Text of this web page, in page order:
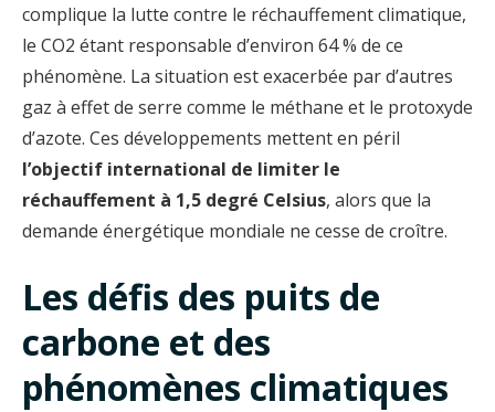
complique la lutte contre le réchauffement climatique,
le CO2 étant responsable d’environ 64 % de ce
phénomène. La situation est exacerbée par d’autres
gaz à effet de serre comme le méthane et le protoxyde
d’azote. Ces développements mettent en péril
l’objectif international de limiter le
réchauffement à 1,5 degré Celsius, alors que la
demande énergétique mondiale ne cesse de croître.
Les défis des puits de
carbone et des
phénomènes climatiques